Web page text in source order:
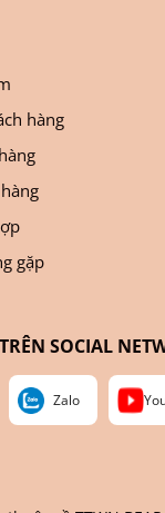
hàng
gặp
SOCIAL
Zalo